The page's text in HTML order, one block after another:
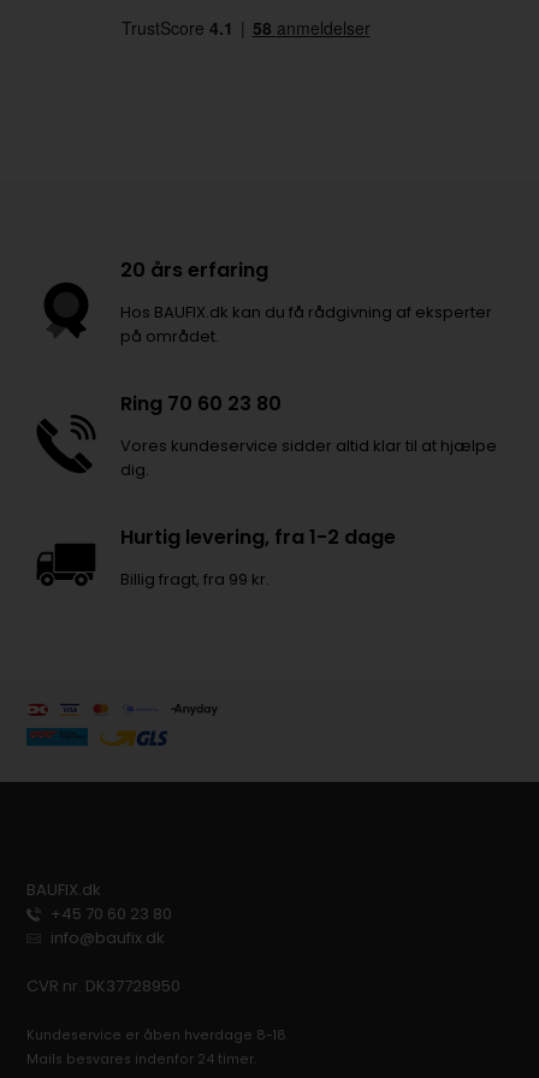
20 års erfaring
Hos BAUFIX.dk kan du få rådgivning af eksperter
på området.
Ring 70 60 23 80
Vores kundeservice sidder altid klar til at hjælpe
dig.
Hurtig levering, fra 1-2 dage
Billig fragt, fra 99 kr.
BAUFIX.dk
+45 70 60 23 80
info@baufix.dk
CVR nr. DK37728950
Kundeservice er åben hverdage 8-18.
Mails besvares indenfor 24 timer.